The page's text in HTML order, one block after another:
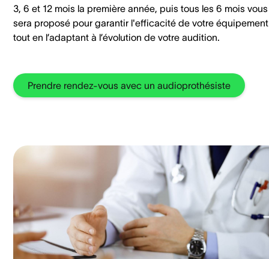
3, 6 et 12 mois la première année, puis tous les 6 mois vous
sera proposé pour garantir l'efficacité de votre équipement
tout en l’adaptant à l’évolution de votre audition.
Prendre rendez-vous avec un audioprothésiste